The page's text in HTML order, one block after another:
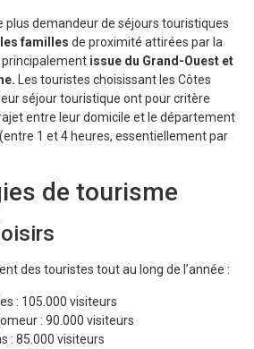
plus demandeur de séjours touristiques
les familles de proximité attirées par la
principalement issue du Grand-Ouest et
Les touristes choisissant les Côtes
séjour touristique ont pour critère
entre leur domicile et le département
1 et 4 heures, essentiellement par
de tourisme
des touristes tout au long de l’année :
: 105.000 visiteurs
: 90.000 visiteurs
: 85.000 visiteurs